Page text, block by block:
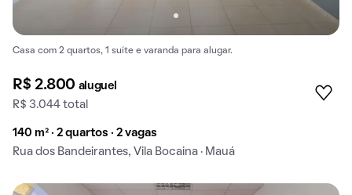
Casa com 2 quartos, 1 suíte e varanda para alugar.
R$ 2.800 aluguel
R$ 3.044 total
140 m² · 2 quartos · 2 vagas
Rua dos Bandeirantes, Vila Bocaina · Mauá